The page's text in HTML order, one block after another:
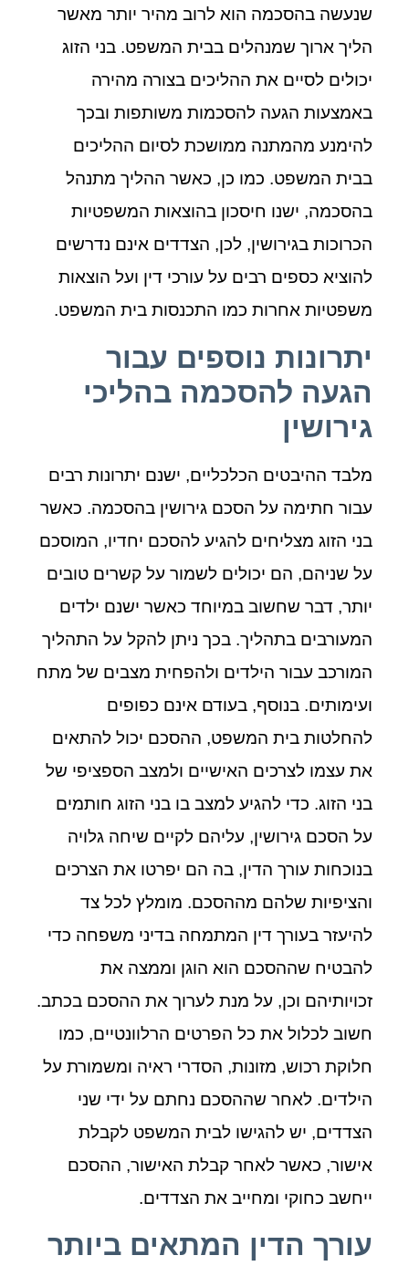
שנעשה בהסכמה הוא לרוב מהיר יותר מאשר
הליך ארוך שמנהלים בבית המשפט. בני הזוג
יכולים לסיים את ההליכים בצורה מהירה
באמצעות הגעה להסכמות משותפות ובכך
להימנע מהמתנה ממושכת לסיום ההליכים
בבית המשפט. כמו כן, כאשר ההליך מתנהל
בהסכמה, ישנו חיסכון בהוצאות המשפטיות
הכרוכות בגירושין, לכן, הצדדים אינם נדרשים
להוציא כספים רבים על עורכי דין ועל הוצאות
משפטיות אחרות כמו התכנסות בית המשפט.
יתרונות נוספים עבור
הגעה להסכמה בהליכי
גירושין
מלבד ההיבטים הכלכליים, ישנם יתרונות רבים
עבור חתימה על הסכם גירושין בהסכמה. כאשר
בני הזוג מצליחים להגיע להסכם יחדיו, המוסכם
על שניהם, הם יכולים לשמור על קשרים טובים
יותר, דבר שחשוב במיוחד כאשר ישנם ילדים
המעורבים בתהליך. בכך ניתן להקל על התהליך
המורכב עבור הילדים ולהפחית מצבים של מתח
ועימותים. בנוסף, בעודם אינם כפופים
להחלטות בית המשפט, ההסכם יכול להתאים
את עצמו לצרכים האישיים ולמצב הספציפי של
בני הזוג. כדי להגיע למצב בו בני הזוג חותמים
על הסכם גירושין, עליהם לקיים שיחה גלויה
בנוכחות עורך הדין, בה הם יפרטו את הצרכים
והציפיות שלהם מההסכם. מומלץ לכל צד
להיעזר בעורך דין המתמחה בדיני משפחה כדי
להבטיח שההסכם הוא הוגן וממצה את
זכויותיהם וכן, על מנת לערוך את ההסכם בכתב.
חשוב לכלול את כל הפרטים הרלוונטיים, כמו
חלוקת רכוש, מזונות, הסדרי ראיה ומשמורת על
הילדים. לאחר שההסכם נחתם על ידי שני
הצדדים, יש להגישו לבית המשפט לקבלת
אישור, כאשר לאחר קבלת האישור, ההסכם
ייחשב כחוקי ומחייב את הצדדים.
עורך הדין המתאים ביותר